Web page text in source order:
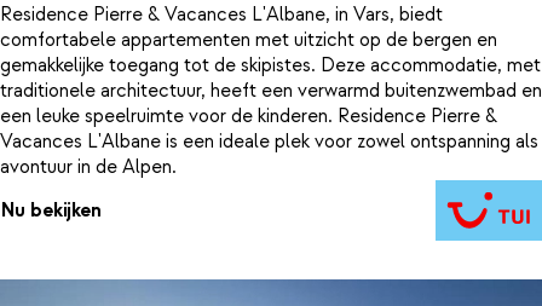
Residence Pierre & Vacances L'Albane, in Vars, biedt
comfortabele appartementen met uitzicht op de bergen en
gemakkelijke toegang tot de skipistes. Deze accommodatie, met
traditionele architectuur, heeft een verwarmd buitenzwembad en
een leuke speelruimte voor de kinderen. Residence Pierre &
Vacances L'Albane is een ideale plek voor zowel ontspanning als
avontuur in de Alpen.
Nu bekijken